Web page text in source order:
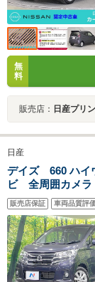
無
料
販売店： 日産プリ
日産
デイズ 660 ハイ
ビ 全周囲カメ
ートヒーター
正14インチアル
Bluetooth CD
販売店保証 車両品質評